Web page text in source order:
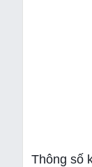
Thông số